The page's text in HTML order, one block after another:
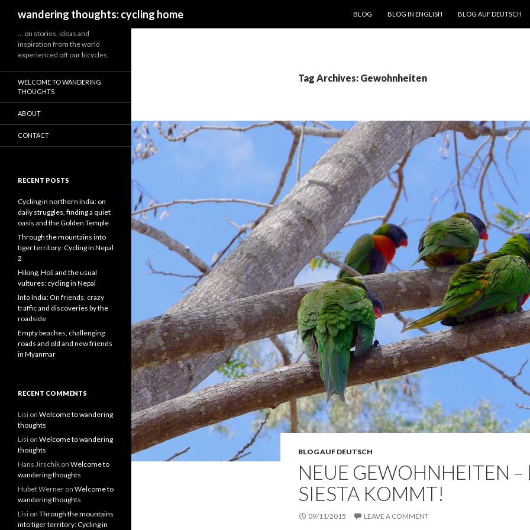
wandering thoughts: cycling home
BLOG
BLOG IN ENGLISH BLOG AUF DEUTSCH
Tag Archives: Gewohnheiten
BLOG AUF DEUTSCH
NEUE GEWOHNHEITEN –
SIESTA KOMMT!
09/11/2015 LEAVE A COMMENT
… on stories, ideas and
inspiration from the world
experienced off our bicycles.
WELCOME TO WANDERING
THOUGHTS
ABOUT
CONTACT
RECENT POSTS
Cycling in northern India: on
daily struggles, finding a quiet
oasis and the Golden Temple
Through the mountains into
tiger territory: Cycling in Nepal
2
Hiking, Holi and the usual
vultures: cycling in Nepal
Into India: On friends, crazy
traffic and discoveries by the
roadside
Empty beaches, challenging
roads and old and new friends
in Myanmar
RECENT COMMENTS
Lisi on Welcome to wandering
thoughts
Lisi on Welcome to wandering
thoughts
Hans Jirschik on Welcome to
wandering thoughts
Hubet Werner on Welcome to
wandering thoughts
Lisi on Through the mountains
into tiger territory: Cycling in